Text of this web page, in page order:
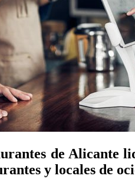
de Alicante
y locales de